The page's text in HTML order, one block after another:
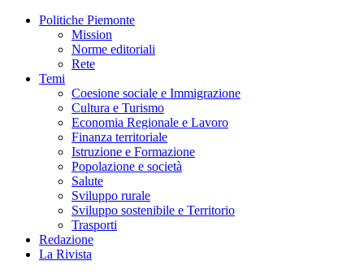
Politiche Piemonte
Mission
Norme editoriali
Rete
Temi
Coesione sociale e Immigrazione
Cultura e Turismo
Economia Regionale e Lavoro
Finanza territoriale
Istruzione e Formazione
Popolazione e società
Salute
Sviluppo rurale
Sviluppo sostenibile e Territorio
Trasporti
Redazione
La Rivista